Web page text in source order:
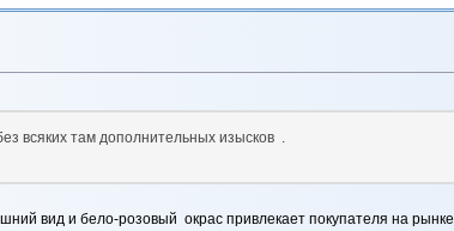
всяких там дополнительных изысков .
вид и бело-розовый окрас привлекает покупателя на рынке.